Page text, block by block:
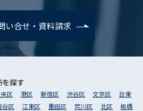
い合せ・資料請求
を探す
区 港区 新宿区 渋谷区 文京区
台東
谷区 江東区 墨田区 荒川区 北区
板橋